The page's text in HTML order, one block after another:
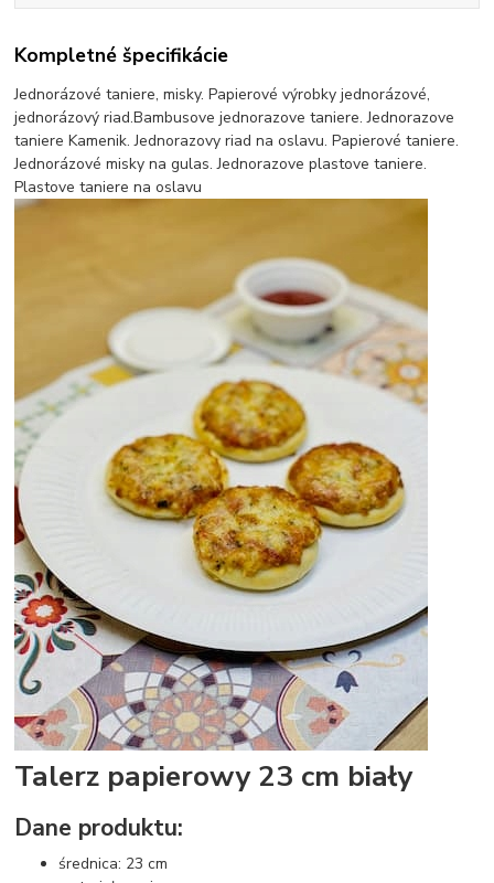
Kompletné špecifikácie
Jednorázové taniere, misky. Papierové výrobky jednorázové,
jednorázový riad.Bambusove jednorazove taniere. Jednorazove
taniere Kamenik. Jednorazovy riad na oslavu. Papierové taniere.
Jednorázové misky na gulas. Jednorazove plastove taniere.
Plastove taniere na oslavu
Talerz papierowy 23 cm biały
Dane produktu:
średnica: 23 cm